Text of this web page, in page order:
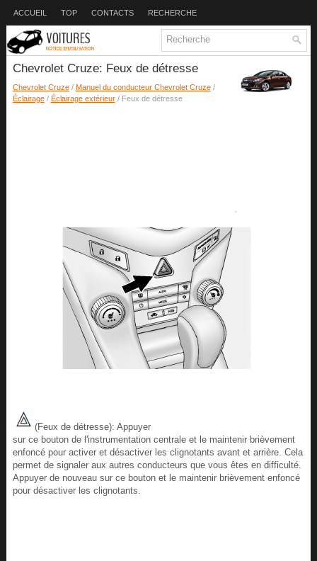
ACCUEIL TOP CONTACTS RECHERCHE
Chevrolet Cruze: Feux de détresse
Chevrolet Cruze/ Manuel du conducteur Chevrolet Cruze/
Éclairage/ Éclairage extérieur/ Feux de détresse
(Feux de détresse): Appuyer
sur ce bouton de l'instrumentation centrale et le maintenir brièvement
enfoncé pour activer et désactiver les clignotants avant et arrière. Cela
permet de signaler aux autres conducteurs que vous êtes en difficulté.
Appuyer de nouveau sur ce bouton et le maintenir brièvement enfoncé
pour désactiver les clignotants.